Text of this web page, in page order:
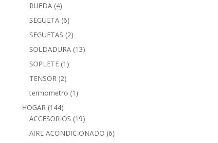
RUEDA (4)
SEGUETA (6)
SEGUETAS (2)
SOLDADURA (13)
SOPLETE (1)
TENSOR (2)
termometro (1)
HOGAR (144)
ACCESORIOS (19)
AIRE ACONDICIONADO (6)